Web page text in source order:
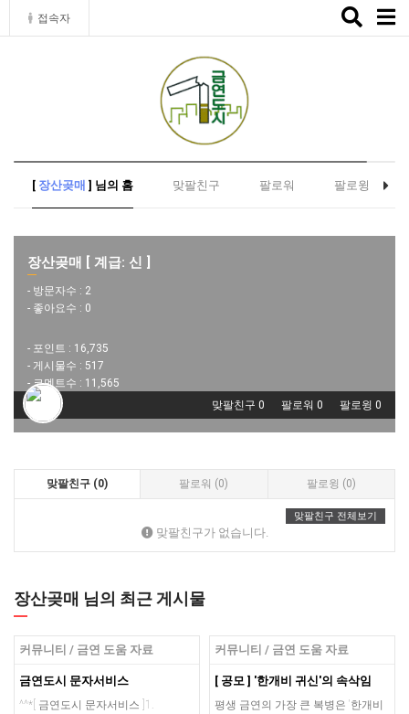
접속자
Toggle
[ 장산곶매 ] 님의 홈 맞팔친구 팔로워 팔로윙
장산곶매 [ 계급: 신 ]
- 방문자수 : 2
- 좋아요수 : 0
- 포인트 : 16,735
- 게시물수 : 517
- 코멘트수 : 11,565
맞팔친구 0
팔로워 0 팔로윙 0
맞팔친구 (0) 팔로워 (0) 팔로윙 (0)
맞팔친구 전체보기
맞팔친구가 없습니다.
장산곶매 님의 최근 게시물
커뮤니티 / 금연 도움 자료
금연도시 문자서비스
^^*[ 금연도시 문자서비스 ]1.
커뮤니티 / 금연 도움 자료
[ 공모 ] '한개비 귀신'의 속삭임
평생 금연의 가장 큰 복병은 '한개비